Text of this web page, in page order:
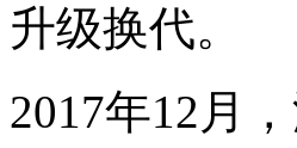
升级换代。
2017年12月